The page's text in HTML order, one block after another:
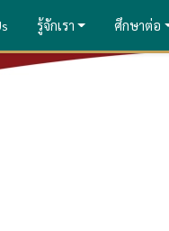
รู้จักเรา ศึกษาต่อ